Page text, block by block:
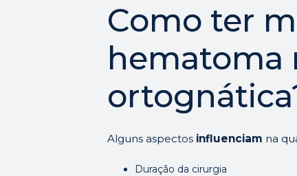
Como ter
hematoma
Alguns aspectos influenciam na
Duração da cirurgia